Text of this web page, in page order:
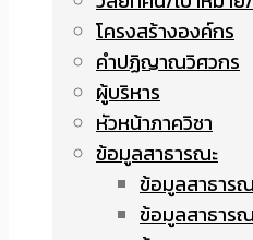
โครงสร้างองค์กร
คำปฏิญาณวิศวกร
ผู้บริหาร
หัวหน้าภาควิชา
ข้อมูลสาธารณะ
ข้อมูลสาธาร
ข้อมูลสาธาร